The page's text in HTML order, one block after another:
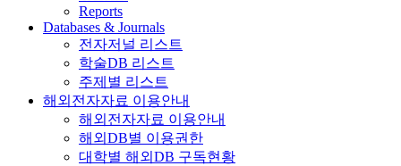
Reports
Databases & Journals
전자저널 리스트
학술DB 리스트
주제별 리스트
해외전자자료 이용안내
해외전자자료 이용안내
해외DB별 이용권한
대학별 해외DB 구독현황